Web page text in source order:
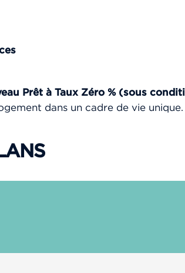
Prêt à Taux Zéro % (sous
dans un cadre de vie unique.